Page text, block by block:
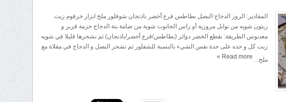
المقادير: الروز الدجاج البصل بطاطس قرع أخضر باذنجان شوفلور ملح ابزار خرقوم زيت
زيتون شويه من توابل مروزية أو راس الحانوت شوية من ضامة بنة الدجاج حزمة قزبر و
معدنوس الطريقة: نقطع الخضر دوائر (بطاطس/قرع أخضر/باذنجان) ثم نشحرها قليلا في شويه
زيت كل و حده على حدة نفس الشيء بالنسبة للشفلور ثم نشحر البصل و الدجاج في مقلاة مع
ملح... Read more
»